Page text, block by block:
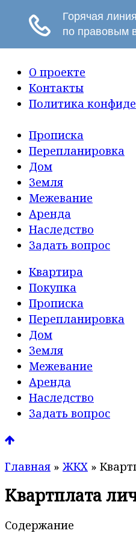
О проекте
Контакты
Политика
Прописка
Перепланировка
Дом
Земля
Межевание
Аренда
Наследство
Задать вопрос
Квартира
Покупка
Прописка
Перепланировка
Дом
Земля
Межевание
Аренда
Наследство
Задать вопрос
Главная » ЖКХ »
Квартплата
Содержание